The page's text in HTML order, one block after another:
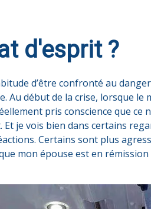
d'esprit ?
d’être confronté au
Au début de la crise, lorsque
pris conscience que ce
Et je vois bien dans certains
Certains sont plus
mon épouse est en rémission